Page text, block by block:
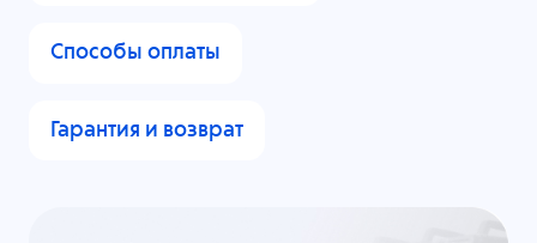
Способы оплаты
Гарантия и возврат